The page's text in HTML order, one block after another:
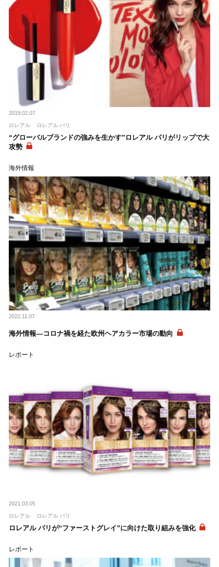
2019.02.07
ロレアル ロレアル パリ
“グローバルブランドの強みを生かす”ロレアル パリがリップで大
攻勢
海外情報
2022.11.07
海外情報―コロナ禍を経た欧州ヘアカラー市場の動向
レポート
2021.03.05
ロレアル ロレアル パリ
ロレアル パリが“ファーストグレイ”に向けた取り組みを強化
レポート